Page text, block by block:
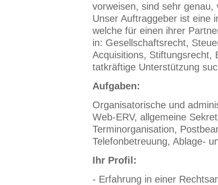
vorweisen, sind sehr
Unser Auftraggeber ist eine
welche für einen ihrer
in: Gesellschaftsrecht,
Acquisitions, Stiftungsrecht,
tatkräftige Unterstützung
Aufgaben:
Organisatorische und
Web-ERV, allgemeine
Terminorganisation,
Telefonbetreuung, Ablage-
Ihr Profil:
- Erfahrung in einer